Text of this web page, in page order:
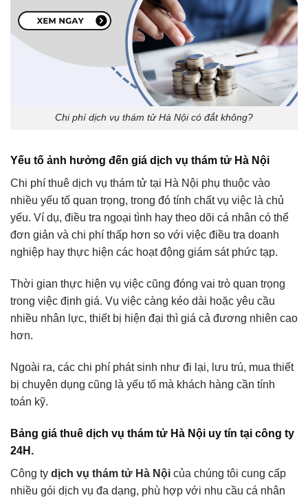
Chi phí dịch vụ thám tử Hà Nội có đắt không?
Yếu tố ảnh hưởng đến giá dịch vụ thám tử Hà Nội
Chi phí thuê dịch vụ thám tử tại Hà Nội phụ thuộc vào
nhiều yếu tố quan trọng, trong đó tính chất vụ việc là chủ
yếu. Ví dụ, điều tra ngoại tình hay theo dõi cá nhân có thể
đơn giản và chi phí thấp hơn so với việc điều tra doanh
nghiệp hay thực hiện các hoạt động giám sát phức tạp.
Thời gian thực hiện vụ việc cũng đóng vai trò quan trọng
trong việc định giá. Vụ việc càng kéo dài hoặc yêu cầu
nhiều nhân lực, thiết bị hiện đại thì giá cả đương nhiên cao
hơn.
Ngoài ra, các chi phí phát sinh như đi lại, lưu trú, mua thiết
bị chuyên dụng cũng là yếu tố mà khách hàng cần tính
toán kỹ.
Bảng giá thuê dịch vụ thám tử Hà Nội uy tín tại công ty
24H.
Công ty dịch vụ thám tử Hà Nội của chúng tôi cung cấp
nhiều gói dịch vụ đa dạng, phù hợp với nhu cầu cá nhân